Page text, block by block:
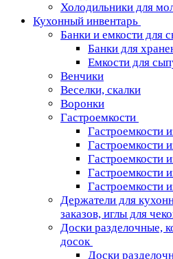
Холодильники для
Кухонный инвентарь
Банки и емкости для
Банки для
Емкости для
Венчики
Веселки, скалки
Воронки
Гастроемкости
Гастроемкости
Гастроемкости
Гастроемкости
Гастроемкости
Гастроемкости
Держатели для
заказов, иглы для
Доски разделочные,
досок
Доски